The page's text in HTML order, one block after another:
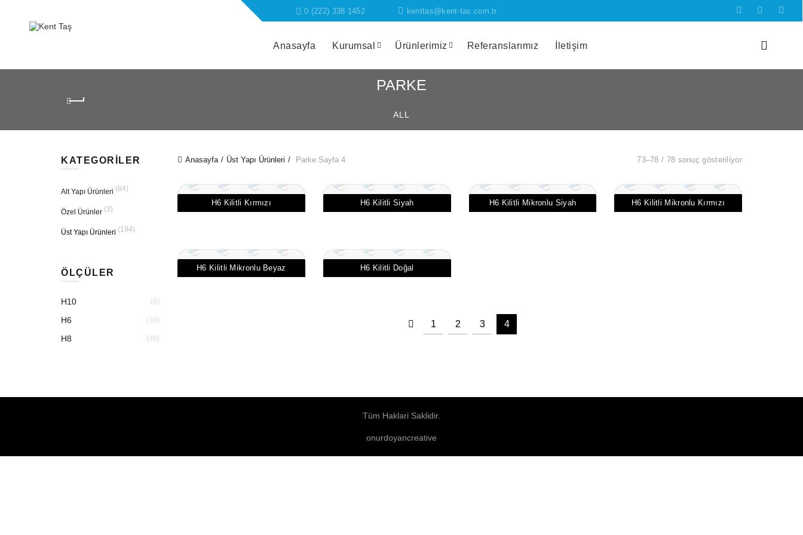
0 (222) 338 1452 kenttas@kent-tas.com.tr
Anasayfa Kurumsal Ürünlerimiz Referanslarımız İletişim
PARKE
ALL
Anasayfa Üst Yapı Ürünleri Parke Sayfa 4 73–78 / 78 sonuç gösteriliyor
H6 Kilitli Kırmızı H6 Kilitli Siyah H6 Kilitli Mikronlu Siyah H6 Kilitli Mikronlu Kırmızı
H6 Kilitli Mikronlu Beyaz H6 Kilitli Doğal
1 2 3 4
KATEGORILER
Alt Yapı Ürünleri (84)
Özel Ürünler (3)
Üst Yapı Ürünleri (194)
ÖLÇÜLER
H10 (9)
H6 (30)
H8 (36)
Tüm Haklari Saklidir.
onurdoyancreative